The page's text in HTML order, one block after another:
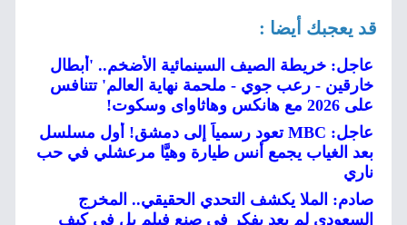
قد يعجبك أيضا :
عاجل: خريطة الصيف السينمائية الأضخم.. 'أبطال
خارقين - رعب جوي - ملحمة نهاية العالم' تتنافس
على 2026 مع هانكس وهاثاواى وسكوت!
عاجل: MBC تعود رسمياً إلى دمشق! أول مسلسل
بعد الغياب يجمع أنس طيارة وهيَّا مرعشلي في حب
ناري
صادم: الملا يكشف التحدي الحقيقي.. المخرج
السعودي لم يعد يفكر في صنع فيلم بل في كيف